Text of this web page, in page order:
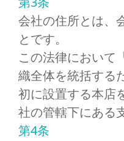
会社の住所とは、
とです。
この法律において
織全体を統括する
初に設置する本店
社の管轄下にある
第4条